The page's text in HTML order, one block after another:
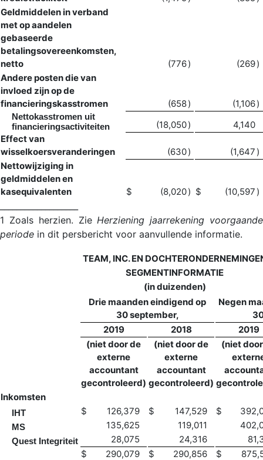
Geldmiddelen in verband
met op aandelen
gebaseerde
betalingsovereenkomsten,
netto
(776) (269)
Andere posten die van
invloed zijn op de
financieringskasstromen
(658) (1,106)
Nettokasstromen uit
financieringsactiviteiten
(18,050)
4,140
Effect van
wisselkoersveranderingen
(630) (1,647 )
Nettowijziging in
geldmiddelen en
kasequivalenten
$ (8,020) $ (10,597 )
1 Zoals herzien. ZieHerziening jaarrekening voorgaande
periode in dit persbericht voor aanvullende informatie.
TEAM, INC. EN
SEGMENTINFORMATIE
(in duizenden)
Drie maanden eindigend op
30 september,
Negen
2019
2018
2019
(niet door de
externe
accountant
gecontroleerd)
(niet door de
externe
accountant
gecontroleerd)
(niet
Inkomsten
IHT $ 126,379 $ 147,529 $
MS 135,625 119,011
Quest Integriteit 28,075 24,316
$
290,079 $ 290,856 $